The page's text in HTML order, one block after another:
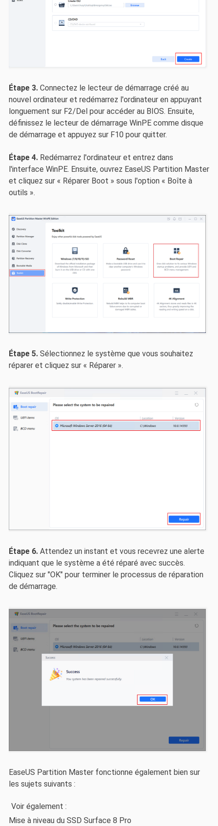
Étape 3.Connectez le lecteur de démarrage créé au
nouvel ordinateur et redémarrez l'ordinateur en appuyant
longuement sur F2/Del pour accéder au BIOS. Ensuite,
définissez le lecteur de démarrage WinPE comme disque
de démarrage et appuyez sur F10 pour quitter.
Étape 4.Redémarrez l'ordinateur et entrez dans
l'interface WinPE. Ensuite, ouvrez EaseUS Partition Master
et cliquez sur « Réparer Boot » sous l'option « Boîte à
outils ».
Étape 5.Sélectionnez le système que vous souhaitez
réparer et cliquez sur « Réparer ».
Étape 6.Attendez un instant et vous recevrez une alerte
indiquant que le système a été réparé avec succès.
Cliquez sur "OK" pour terminer le processus de réparation
de démarrage.
EaseUS Partition Master fonctionne également bien sur
les sujets suivants :
Voir également :
Mise à niveau du SSD Surface 8 Pro